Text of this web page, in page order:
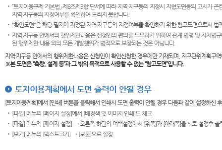
「토지이용규제 기본법」 제8조제3항 단서에 따라 지역·지구등의 지정시 지형도면등의 고시가
지역·지구등의 지정여부를 확인하여 드리지 못합니다.
"확인도면"은 해당 필지에 지정된 지역·지구등의 지정여부를 확인하기 위한 참고도면으로서
지역·지구등 안에서의 행위제한내용은 신청인의 편의를 도모하기 위하여 관계 법령 및 자치
된 행위제한 내용 외의 모든 개발행위가 법적으로 보장되는 것은 아닙니다.
지역·지구등 안에서의 행위제한내용은 신청인이 확인신청한 경우에만 기재되며, 지구단위계획
※본 도면은“측량, 설계 등”과 그 밖의 목적으로 사용할 수 없는 “참고도면”입니다.
토지이용계획에서 도면 출력이 안될 경우
[토지이용계획]에서 [인쇄] 버튼을 클릭해서 인쇄시 도면 출력이 안될 경우 다음과 같이 설정하신
[파일] 메뉴의 [페이지 설정]에서 [배경색 및 이미지 인쇄]도 체크
[파일] 메뉴의 [페이지 설정] → 오른쪽 하단의 여백설정에서 [위쪽]과 [아래쪽]을 5 로 설정후 출
[보기] 메뉴의 [텍스트크기] → [보통]으로 설정